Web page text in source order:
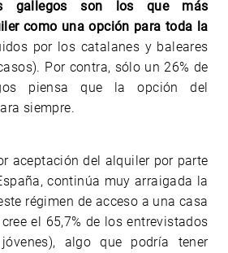
gallegos son los que más
como una opción para toda la
por los catalanes y baleares
Por contra, sólo un 26% de
piensa que la opción del
siempre.
aceptación del alquiler por parte
continúa muy arraigada la
régimen de acceso a una casa
el 65,7% de los entrevistados
algo que podría tener